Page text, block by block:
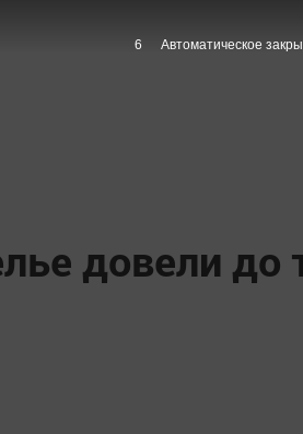
довели
5 Автоматическое